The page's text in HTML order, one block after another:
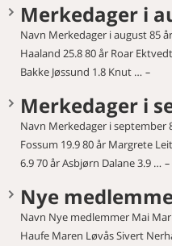
Merkedager i
Navn Merkedager i august 85
Haaland 25.8 80 år Roar
Bakke Jøssund 1.8 Knut …
Merkedager i
Navn Merkedager i september
Fossum 19.9 80 år Margrete
6.9 70 år Asbjørn Dalane 3.9 …
Nye
Navn Nye medlemmer Mai
Haufe Maren Løvås Sivert